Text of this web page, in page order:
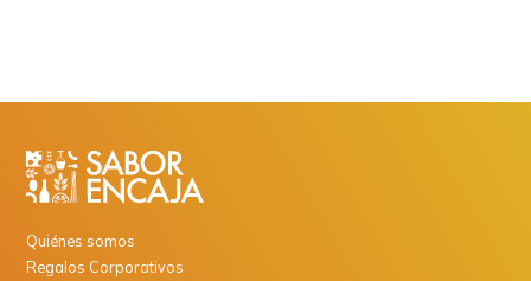
Quiénes somos
Regalos Corporativos